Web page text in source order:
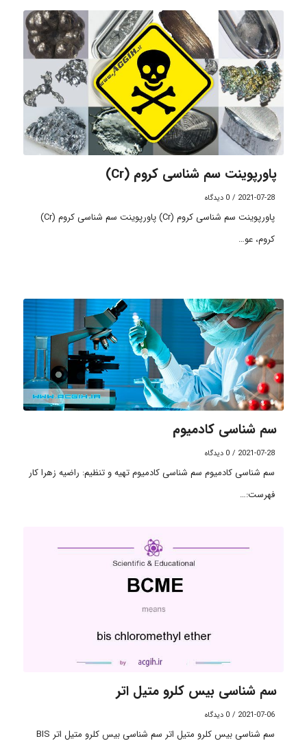
پاورپوینت سم شناسی کروم (Cr)
2021-07-28
/ 0 دیدگاه
پاورپوینت سم شناسی کروم (Cr) پاورپوینت سم شناسی کروم (Cr)
کروم، عو…
سم شناسی کادمیوم
2021-07-28
/ 0 دیدگاه
سم شناسی کادمیوم سم شناسی کادمیوم تهیه و تنظیم: راضیه زهرا کار
فهرست:…
سم شناسی بیس کلرو متیل اتر
2021-07-06
/ 0 دیدگاه
سم شناسی بیس کلرو متیل اتر سم شناسی بیس کلرو متیل اتر BIS